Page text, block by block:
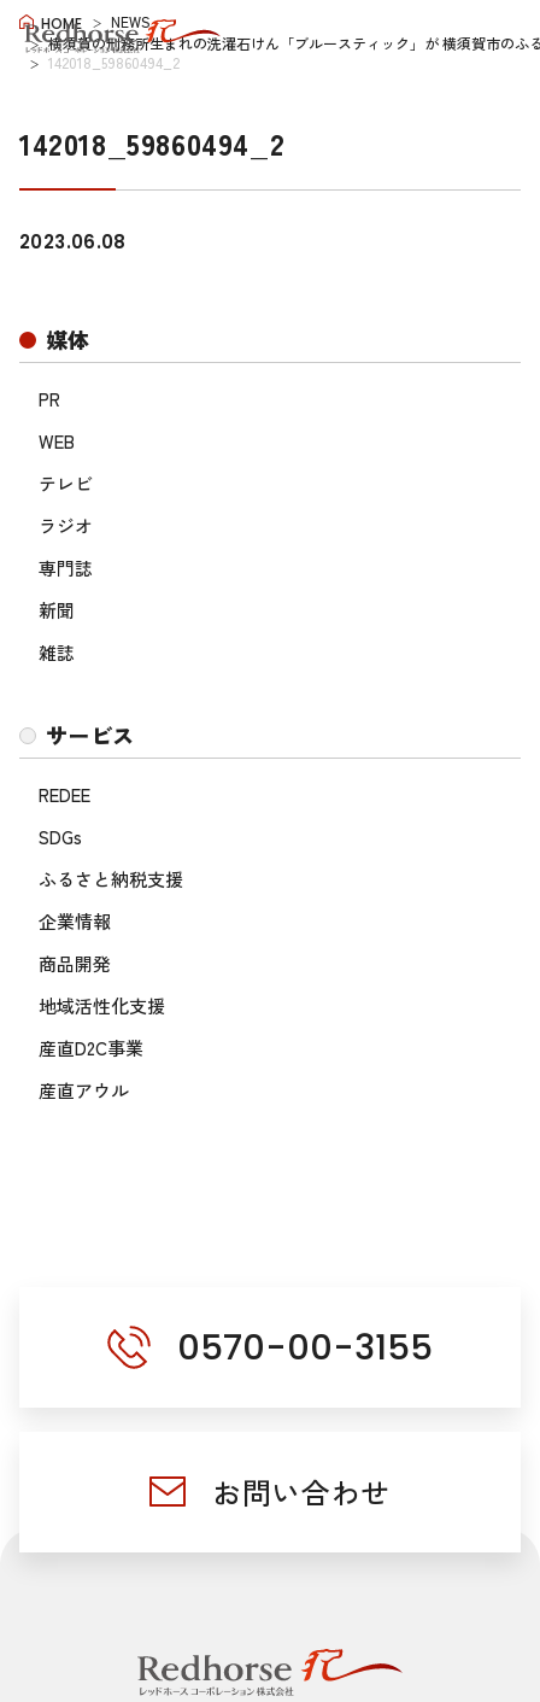
HOME
NEWS
横須賀の刑務所生まれの洗濯石けん「ブルースティック」が 横須賀市のふ
142018_59860494_2
142018_59860494_2
媒体
PR
WEB
テレビ
ラジオ
専門誌
新聞
雑誌
サービス
REDEE
SDGs
ふるさと納税支援
企業情報
商品開発
地域活性化支援
産直D2C事業
産直アウル
2023.06.08
0570-00-3155
お問い合わせ